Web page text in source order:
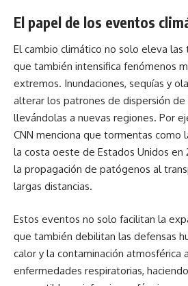
El papel de los eventos
El cambio climático no solo eleva las
que también intensifica fenómenos
extremos. Inundaciones, sequías y
alterar los patrones de dispersión de
llevándolas a nuevas regiones. Por
CNN menciona que tormentas como
la costa oeste de Estados Unidos en
la propagación de patógenos al
largas distancias.
Estos eventos no solo facilitan la
que también debilitan las defensas
calor y la contaminación atmosférica
enfermedades respiratorias,